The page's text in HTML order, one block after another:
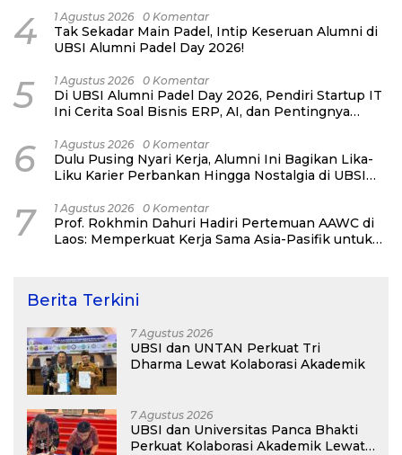
4 1 Agustus 2026 0 Komentar
Tak Sekadar Main Padel, Intip Keseruan Alumni di
UBSI Alumni Padel Day 2026!
5 1 Agustus 2026 0 Komentar
Di UBSI Alumni Padel Day 2026, Pendiri Startup IT
Ini Cerita Soal Bisnis ERP, AI, dan Pentingnya
6 1 Agustus 2026 0 Komentar
Dulu Pusing Nyari Kerja, Alumni Ini Bagikan Lika-
Liku Karier Perbankan Hingga Nostalgia di UBSI
7 1 Agustus 2026 0 Komentar
Prof. Rokhmin Dahuri Hadiri Pertemuan AAWC di
Laos: Memperkuat Kerja Sama Asia-Pasifik untuk
Berita Terkini
7 Agustus 2026
UBSI dan UNTAN Perkuat Tri
Dharma Lewat Kolaborasi Akademik
7 Agustus 2026
UBSI dan Universitas Panca Bhakti
Perkuat Kolaborasi Akademik Lewat